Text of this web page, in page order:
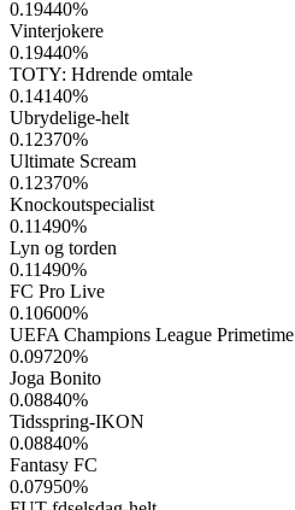
0.19440%
Vinterjokere
0.19440%
TOTY: Hdrende omtale
0.14140%
Ubrydelige-helt
0.12370%
Ultimate Scream
0.12370%
Knockoutspecialist
0.11490%
Lyn og torden
0.11490%
FC Pro Live
0.10600%
UEFA Champions League Primetime
0.09720%
Joga Bonito
0.08840%
Tidsspring-IKON
0.08840%
Fantasy FC
0.07950%